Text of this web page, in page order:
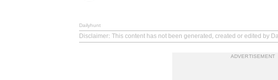
Dailyhunt
Disclaimer: This content has not been generated, created or edited by
ADVERTISEMENT